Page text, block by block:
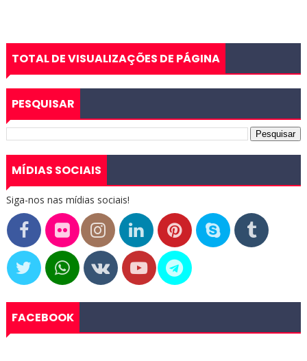
TOTAL DE VISUALIZAÇÕES DE PÁGINA
PESQUISAR
MÍDIAS SOCIAIS
Siga-nos nas mídias sociais!
FACEBOOK